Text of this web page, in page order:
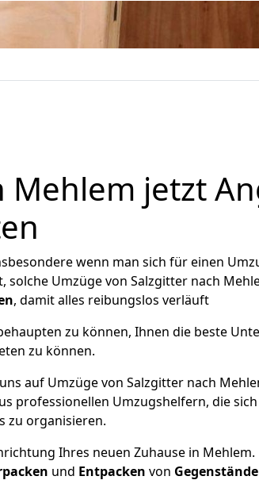
Mehlem jetzt
wenn man sich für einen
Umzüge von Salzgitter nach
, damit alles reibungslos verläuft
zu können, Ihnen die beste
zu können.
auf Umzüge von Salzgitter nach
professionellen Umzugshelfern, die
zu organisieren.
Ihres neuen Zuhause in Mehlem.
und Entpacken von